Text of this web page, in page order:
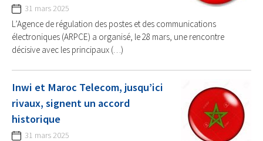
31 mars 2025
L’Agence de régulation des postes et des communications
électroniques (ARPCE) a organisé, le 28 mars, une rencontre
décisive avec les principaux (…)
Inwi et Maroc Telecom, jusqu’ici
rivaux, signent un accord
historique
31 mars 2025